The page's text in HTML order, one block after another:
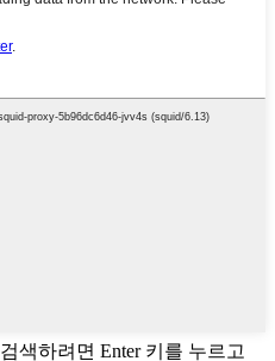
검색하려면 Enter 키를 누르고